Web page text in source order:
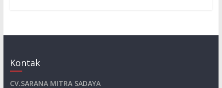
Kontak
CV.SARANA MITRA SADAYA